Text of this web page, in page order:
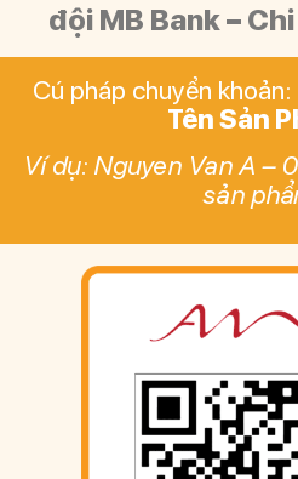
đội MB Bank –
Cú pháp chuyển khoản:
Tên Sản
Ví dụ: Nguyen Van A –
sản